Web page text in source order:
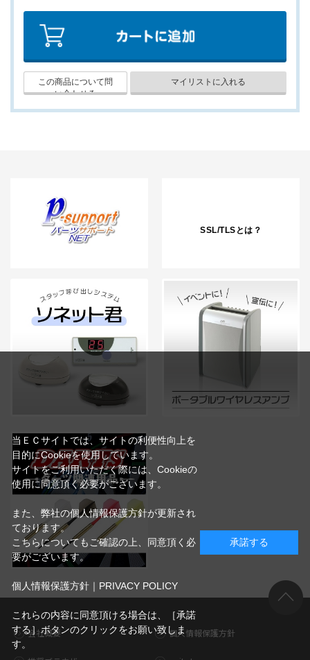
SSL/TLSとは？
会社概要 個人情報保護方針
当ＥＣサイトでは、サイトの利便性向上を
目的にCookieを使用しています。
サイトをご利用いただく際には、Cookieの
使用に同意頂く必要がございます。
また、弊社の個人情報保護方針が更新され
ております。
こちらについてもご確認の上、同意頂く必
要がございます。
個人情報保護方針｜PRIVACY POLICY
これらの内容に同意頂ける場合は、［承諾
する］ボタンのクリックをお願い致しま
す。
承諾する